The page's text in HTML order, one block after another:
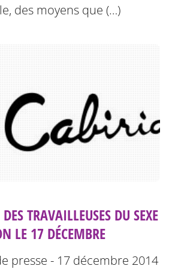
des moyens que (…)
TRAVAILLEUSES DU SEXE
LE 17 DÉCEMBRE
presse - 17 décembre 2014